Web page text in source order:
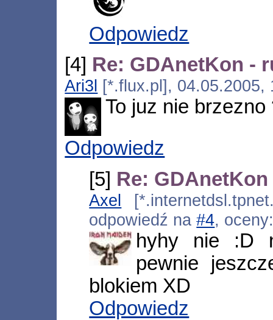
Odpowiedz
[4] Re: GDAnetKon -
Ari3l [*.flux.pl],
To juz nie brzezno
Odpowiedz
[5] Re:
Axel
odpowiedź na#4,
hyhy nie :D
pewnie
blokiem XD
Odpowiedz